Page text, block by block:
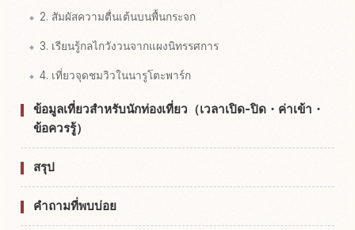
2. สัมผัสความตื่นเต้นบนพื้นกระจก
3. เรียนรู้กลไกวังวนจากแผงนิทรรศการ
4. เที่ยวจุดชมวิวในนารูโตะพาร์ก
ข้อมูลเที่ยวสำหรับนักท่องเที่ยว（เวลาเปิด-ปิด・ค่าเข้า・
ข้อควรรู้）
สรุป
คำถามที่พบบ่อย